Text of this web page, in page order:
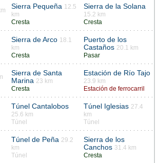
Sierra Pequeña 12.5
km
Cresta
Sierra de la Solana
15.2 km
Cresta
Sierra de Arco 18.1
km
Cresta
Puerto de los
Castaños 20.1 km
Pasar
Sierra de Santa
Marina 23 km
Cresta
Estación de Río Tajo
23.9 km
Estación de ferrocarril
Túnel Cantalobos
25.6 km
Túnel
Túnel Iglesias 27.4
km
Túnel
Túnel de Peña 29.2
km
Túnel
Sierra de los
Canchos 31.4 km
Cresta